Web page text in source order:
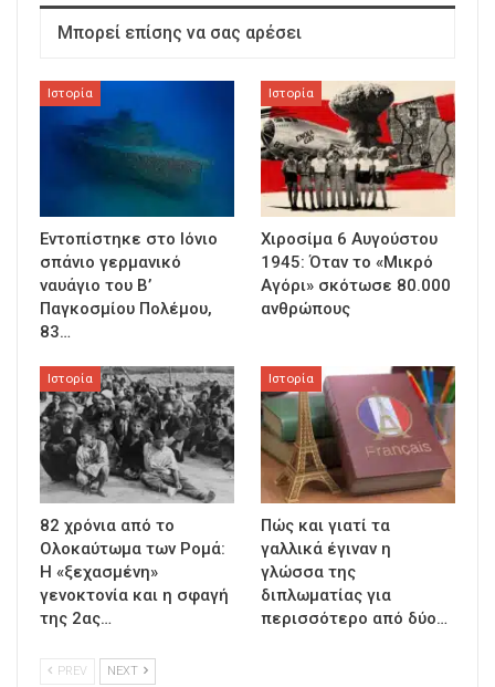
Μπορεί επίσης να σας αρέσει
Ιστορία
Εντοπίστηκε στο Ιόνιο
σπάνιο γερμανικό
ναυάγιο του Β’
Παγκοσμίου Πολέμου,
83…
Ιστορία
Χιροσίμα 6 Αυγούστου
1945: Όταν το «Μικρό
Αγόρι» σκότωσε 80.000
ανθρώπους
Ιστορία
82 χρόνια από το
Ολοκαύτωμα των Ρομά:
Η «ξεχασμένη»
γενοκτονία και η σφαγή
της 2ας…
Ιστορία
Πώς και γιατί τα
γαλλικά έγιναν η
γλώσσα της
διπλωματίας για
περισσότερο από δύο…
PREV NEXT